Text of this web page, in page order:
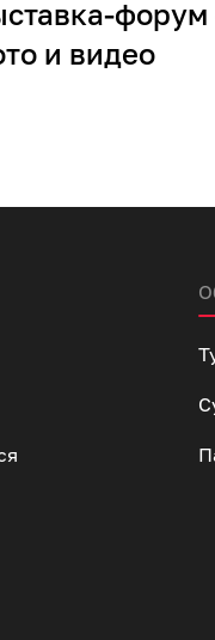
форум
и видео